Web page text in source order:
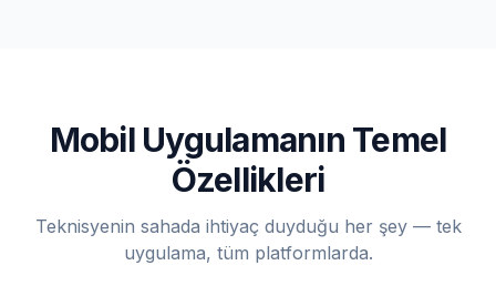
Mobil Uygulamanın Temel
Özellikleri
Teknisyenin sahada ihtiyaç duyduğu her şey — tek
uygulama, tüm platformlarda.